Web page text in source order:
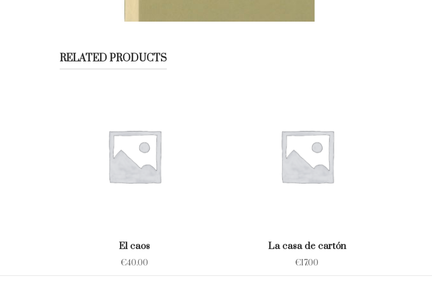
RELATED PRODUCTS
El caos
€40.00
La casa de cartón
€17.00